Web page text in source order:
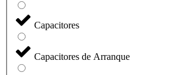
Capacitores
Capacitores de Arranque